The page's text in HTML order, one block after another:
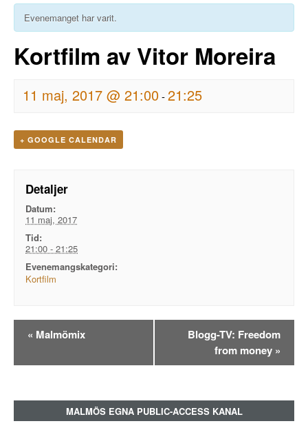
Evenemanget har varit.
Kortfilm av Vitor Moreira
11 maj, 2017 @ 21:00-21:25
+ GOOGLE CALENDAR
Detaljer
Datum:
11 maj, 2017
Tid:
21:00 - 21:25
Evenemangskategori:
Kortfilm
Evenemangsnavigation
« Malmömix
Blogg-TV: Freedom
from money »
MALMÖS EGNA PUBLIC-ACCESS KANAL